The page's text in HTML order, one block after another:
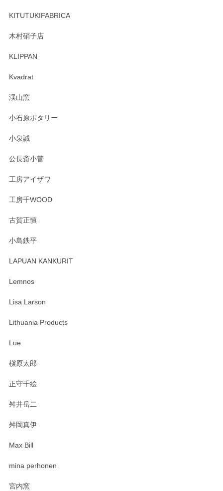
しくお願いいたします。
淡いグリーンのカラーがとても可愛いです❤️ ありがとうござ
す。 素敵な湯呑みでとても気に入りました。 発送も早く、
たm(_)m
います。無事に届いたようで安心いたしまし
KITUTUKIFABRICA
木村硝子店
KLIPPAN
Kvadrat
渓山窯
小石原ポタリー
小泉誠
公長斎小菅
工房アイザワ
工房千WOOD
古賀正慎
小島鉄平
LAPUAN KANKURIT
Lemnos
Lisa Larson
Lithuania Products
Lue
槇原太郎
正守千絵
舛井岳二
舛岡真伊
Max Bill
mina perhonen
宮内窯